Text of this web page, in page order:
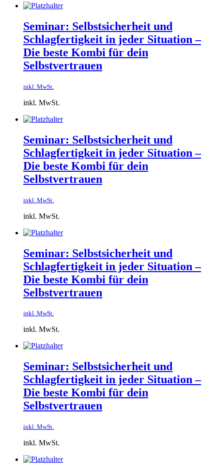
Seminar: Selbstsicherheit und
Schlagfertigkeit in jeder Situation –
Die beste Kombi für dein
Selbstvertrauen
inkl. MwSt.
inkl. MwSt.
Seminar: Selbstsicherheit und
Schlagfertigkeit in jeder Situation –
Die beste Kombi für dein
Selbstvertrauen
inkl. MwSt.
inkl. MwSt.
Seminar: Selbstsicherheit und
Schlagfertigkeit in jeder Situation –
Die beste Kombi für dein
Selbstvertrauen
inkl. MwSt.
inkl. MwSt.
Seminar: Selbstsicherheit und
Schlagfertigkeit in jeder Situation –
Die beste Kombi für dein
Selbstvertrauen
inkl. MwSt.
inkl. MwSt.